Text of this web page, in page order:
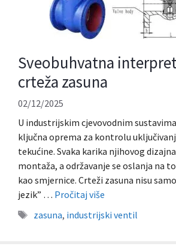
Sveobuhvatna
crteža zasuna
02/12/2025
U industrijskim cjevovodnim
ključna oprema za kontrolu
tekućine. Svaka karika njihovog
montaža, a održavanje se oslanja na
kao smjernice. Crteži zasuna nisu
jezik” … Pročitaj više
Oznake
zasuna, industrijski ventil